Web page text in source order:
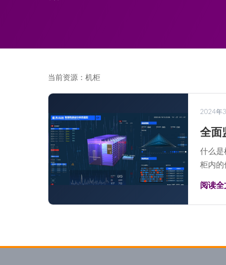
当前资源：机柜
2024年
全面
什么是
柜内的
阅读全